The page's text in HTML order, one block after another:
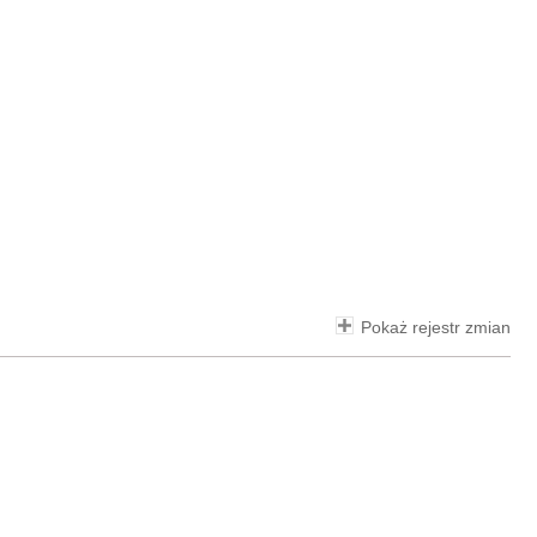
Pokaż rejestr zmian